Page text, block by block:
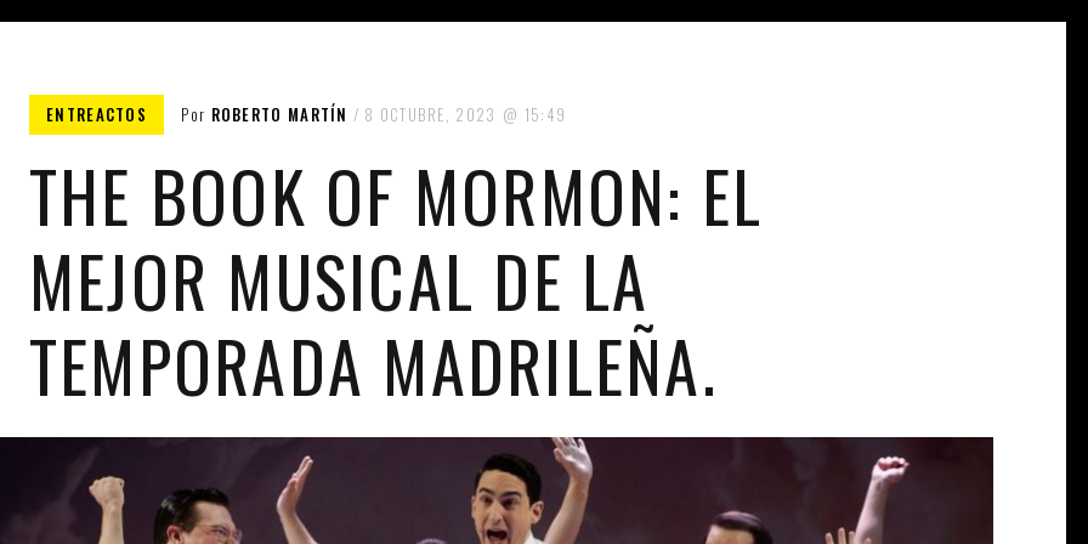
ENTREACTOS Por ROBERTO MARTÍN 8 OCTUBRE, 2023 15:49
THE BOOK OF MORMON: EL
MEJOR MUSICAL DE LA
TEMPORADA MADRILEÑA.